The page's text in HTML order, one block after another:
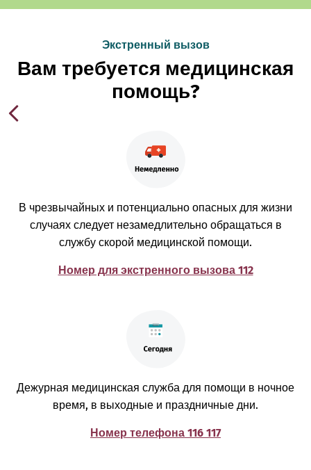
Экстренный вызов
Вам требуется медицинская
помощь?
В чрезвычайных и потенциально опасных для жизни
случаях следует незамедлительно обращаться в
службу скорой медицинской помощи.
Номер для экстренного вызова 112
Дежурная медицинская служба для помощи в ночное
время, в выходные и праздничные дни.
Номер телефона 116 117